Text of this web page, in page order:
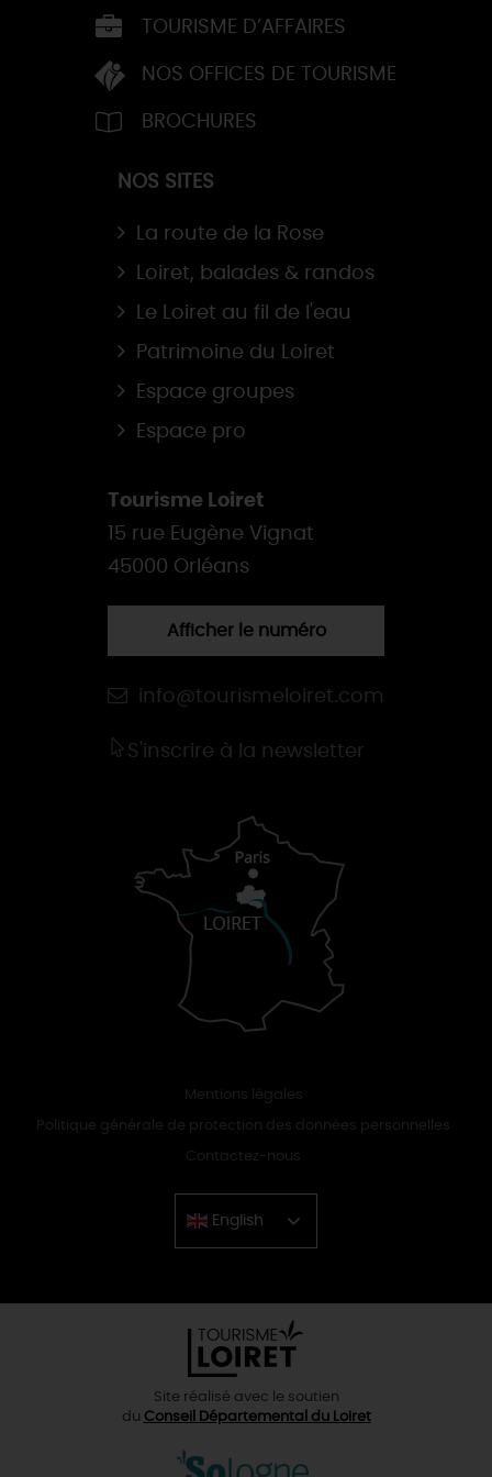
TOURISME D’AFFAIRES
NOS OFFICES DE TOURISME
BROCHURES
NOS SITES
La route de la Rose
Loiret, balades & randos
Le Loiret au fil de l'eau
Patrimoine du Loiret
Espace groupes
Espace pro
Tourisme Loiret
15 rue Eugène Vignat
45000 Orléans
Afficher le numéro
info@tourismeloiret.com
S'inscrire à la newsletter
Mentions légales
Politique générale de protection des données personnelles
Contactez-nous
English
Chinese
Site réalisé avec le soutien
du Conseil Départemental du Loiret